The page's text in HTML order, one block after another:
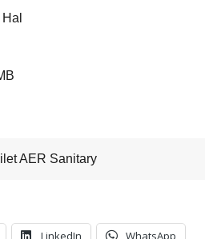
AER Sanitary
LinkedIn WhatsApp